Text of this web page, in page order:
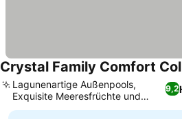
Crystal Family Comfort
9,2
Lagunenartige Außenpools,
Exquisite Meeresfrüchte und
türkische Küche